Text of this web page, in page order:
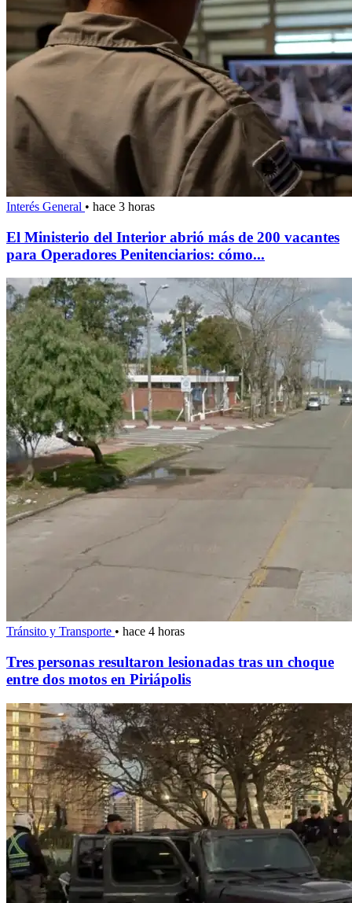
Interés General • hace 3 horas
El Ministerio del Interior abrió más de 200 vacantes
para Operadores Penitenciarios: cómo...
Tránsito y Transporte • hace 4 horas
Tres personas resultaron lesionadas tras un choque
entre dos motos en Piriápolis